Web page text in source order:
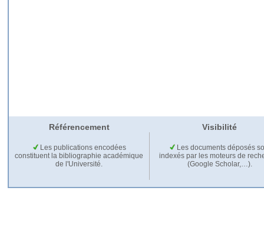
Référencement Visibilité
Les publications encodées
constituent la bibliographie académique
de l'Université.
Les documents déposés
indexés par les moteurs de
(Google Scholar,…).